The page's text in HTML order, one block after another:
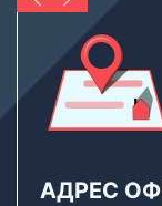
АДРЕС